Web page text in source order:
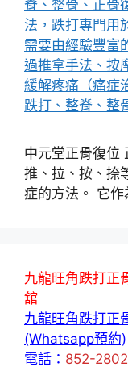
中元堂正骨復位
推、拉、按、捺
症的方法。 它
九龍旺角跌打正
舘
九龍旺角跌打正
(Whatsapp預約)
電話： 852-